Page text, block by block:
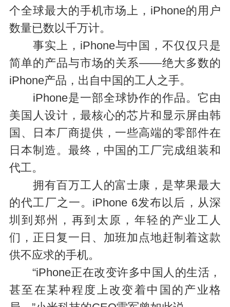
个全球最大的手机市场上，iPhone的用户
数量已数以千万计。
事实上，iPhone与中国，不仅仅只是
简单的产品与市场的关系——绝大多数的
iPhone产品，出自中国的工人之手。
iPhone是一部全球协作的作品。它由
美国人设计，最核心的芯片和显示屏由韩
国、日本厂商提供，一些高端的零部件在
日本制造。最终，中国的工厂完成组装和
代工。
拥有百万工人的富士康，是苹果最大
的代工厂之一。iPhone 6发布以后，从深
圳到郑州，再到太原，年轻的产业工人
们，正日复一日、加班加点地赶制着这款
供不应求的手机。
“iPhone正在改变许多中国人的生活，
甚至在某种程度上改变着中国的产业格